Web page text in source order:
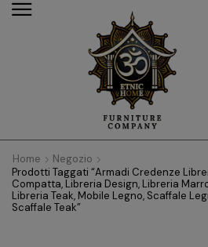
Home
Negozio
Prodotti Taggati “Armadi Credenze
Compatta, Libreria Design, Libreria
Libreria Teak, Mobile Legno, Scaffale
Scaffale Teak”